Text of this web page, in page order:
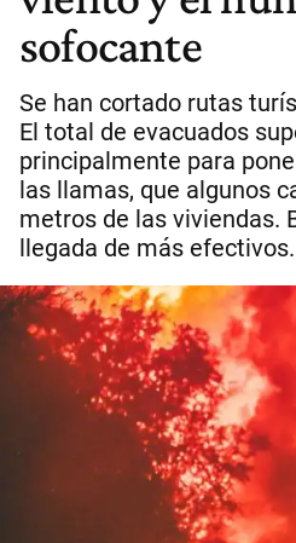
sofocante
Se han cortado rutas
El total de evacuados
principalmente para
las llamas, que algunos
metros de las viviendas.
llegada de más efectivos.